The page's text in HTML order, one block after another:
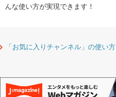
んな使い方が実現できます！
「お気に入りチャンネル」の使い方